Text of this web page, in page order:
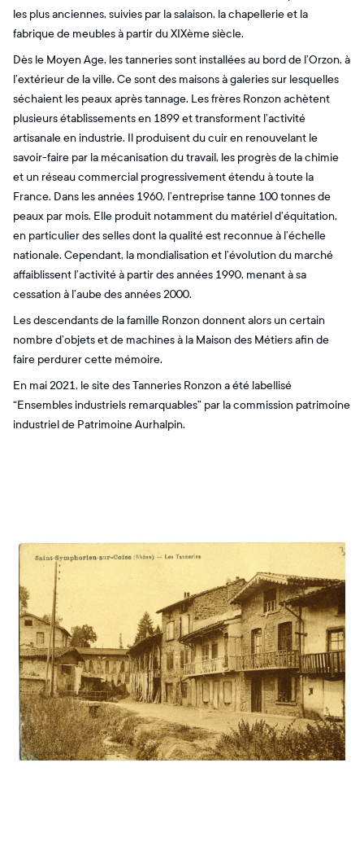
les plus anciennes, suivies par la salaison, la chapellerie et la
fabrique de meubles à partir du XIXème siècle.
Dès le Moyen Age, les tanneries sont installées au bord de l’Orzon, à
l’extérieur de la ville. Ce sont des maisons à galeries sur lesquelles
séchaient les peaux après tannage. Les frères Ronzon achètent
plusieurs établissements en 1899 et transforment l’activité
artisanale en industrie. Il produisent du cuir en renouvelant le
savoir-faire par la mécanisation du travail, les progrès de la chimie
et un réseau commercial progressivement étendu à toute la
France. Dans les années 1960, l’entreprise tanne 100 tonnes de
peaux par mois. Elle produit notamment du matériel d’équitation,
en particulier des selles dont la qualité est reconnue à l’échelle
nationale. Cependant, la mondialisation et l’évolution du marché
affaiblissent l’activité à partir des années 1990, menant à sa
cessation à l’aube des années 2000.
Les descendants de la famille Ronzon donnent alors un certain
nombre d’objets et de machines à la Maison des Métiers afin de
faire perdurer cette mémoire.
En mai 2021, le site des Tanneries Ronzon a été labellisé
“Ensembles industriels remarquables” par la commission patrimoine
industriel de Patrimoine Aurhalpin.